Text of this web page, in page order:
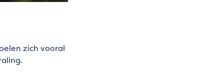
zich vooral